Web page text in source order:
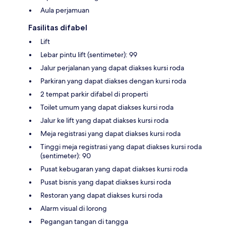
Aula perjamuan
Fasilitas difabel
Lift
Lebar pintu lift (sentimeter): 99
Jalur perjalanan yang dapat diakses kursi roda
Parkiran yang dapat diakses dengan kursi roda
2 tempat parkir difabel di properti
Toilet umum yang dapat diakses kursi roda
Jalur ke lift yang dapat diakses kursi roda
Meja registrasi yang dapat diakses kursi roda
Tinggi meja registrasi yang dapat diakses kursi roda
(sentimeter): 90
Pusat kebugaran yang dapat diakses kursi roda
Pusat bisnis yang dapat diakses kursi roda
Restoran yang dapat diakses kursi roda
Alarm visual di lorong
Pegangan tangan di tangga